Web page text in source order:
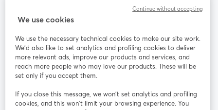
StreamYard：
参加する
ライ
ンセ
ミナ
ー
Facebook
新しいタブで開く(Twitter)
YouTube
We use cookies
We use the necessary technical cookies to make our site work.
We'd also like to set analytics and profiling cookies to deliver
more relevant ads, improve our products and services, and
reach more people who may love our products. These will be
set only if you accept them.
If you close this message, we won’t set analytics and profiling
cookies, and this won’t limit your browsing experience. You
Continue without accepting